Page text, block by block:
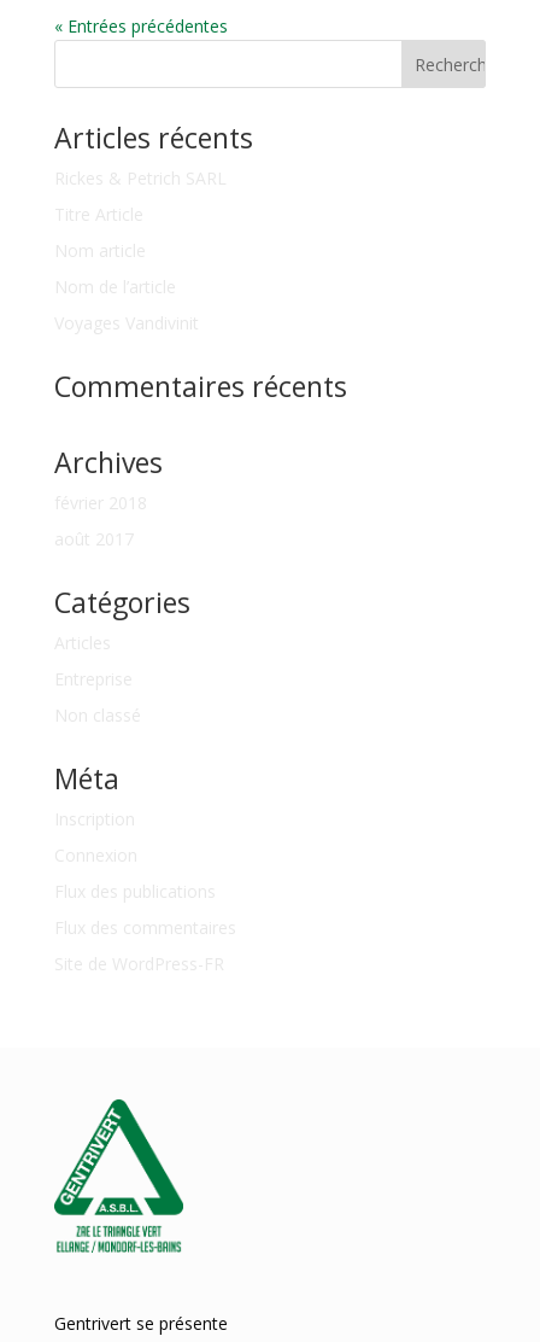
« Entrées précédentes
Articles récents
Rickes & Petrich SARL
Titre Article
Nom article
Nom de l’article
Voyages Vandivinit
Commentaires récents
Archives
février 2018
août 2017
Catégories
Articles
Entreprise
Non classé
Méta
Inscription
Connexion
Flux des publications
Flux des commentaires
Site de WordPress-FR
Gentrivert se présente